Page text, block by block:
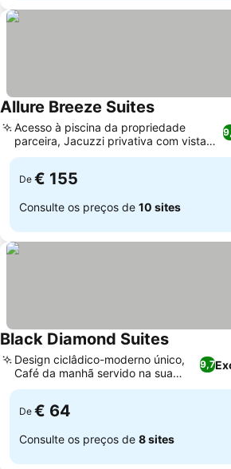
Allure Breeze Suites
Acesso à piscina da propriedade
parceira, Jacuzzi privativa com vista
panorâmica
De € 155
Consulte os preços de 10 sites
Black Diamond Suites
9,7
Design ciclâdico-moderno único,
Café da manhã servido na sua
suíte
De € 64
Consulte os preços de 8 sites